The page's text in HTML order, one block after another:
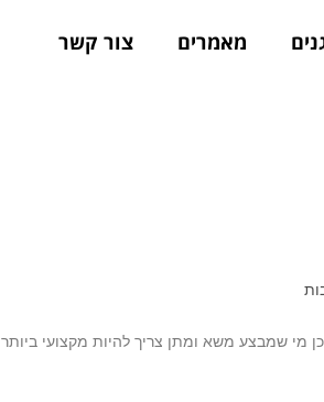
מאמרים צור קשר
מי שמבצע משא ומתן צריך להיות מקצועי